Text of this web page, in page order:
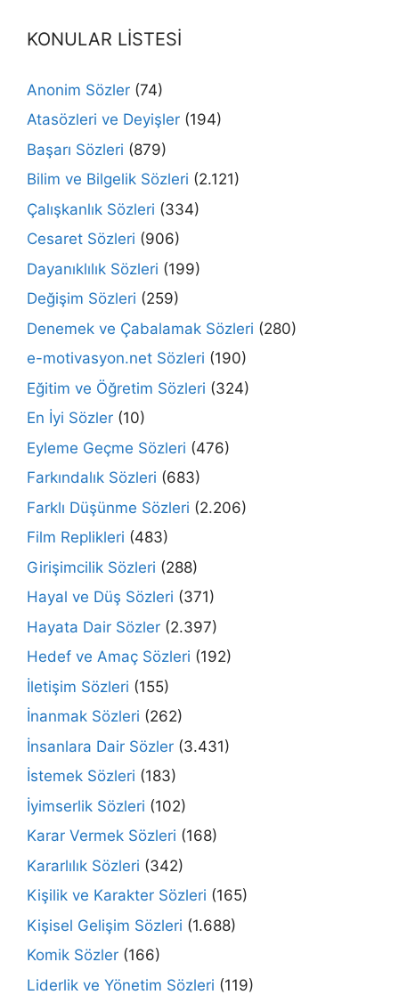
KONULAR LİSTESİ
Anonim Sözler (74)
Atasözleri ve Deyişler (194)
Başarı Sözleri (879)
Bilim ve Bilgelik Sözleri (2.121)
Çalışkanlık Sözleri (334)
Cesaret Sözleri (906)
Dayanıklılık Sözleri (199)
Değişim Sözleri (259)
Denemek ve Çabalamak Sözleri (280)
e-motivasyon.net Sözleri (190)
Eğitim ve Öğretim Sözleri (324)
En İyi Sözler (10)
Eyleme Geçme Sözleri (476)
Farkındalık Sözleri (683)
Farklı Düşünme Sözleri (2.206)
Film Replikleri (483)
Girişimcilik Sözleri (288)
Hayal ve Düş Sözleri (371)
Hayata Dair Sözler (2.397)
Hedef ve Amaç Sözleri (192)
İletişim Sözleri (155)
İnanmak Sözleri (262)
İnsanlara Dair Sözler (3.431)
İstemek Sözleri (183)
İyimserlik Sözleri (102)
Karar Vermek Sözleri (168)
Kararlılık Sözleri (342)
Kişilik ve Karakter Sözleri (165)
Kişisel Gelişim Sözleri (1.688)
Komik Sözler (166)
Liderlik ve Yönetim Sözleri (119)